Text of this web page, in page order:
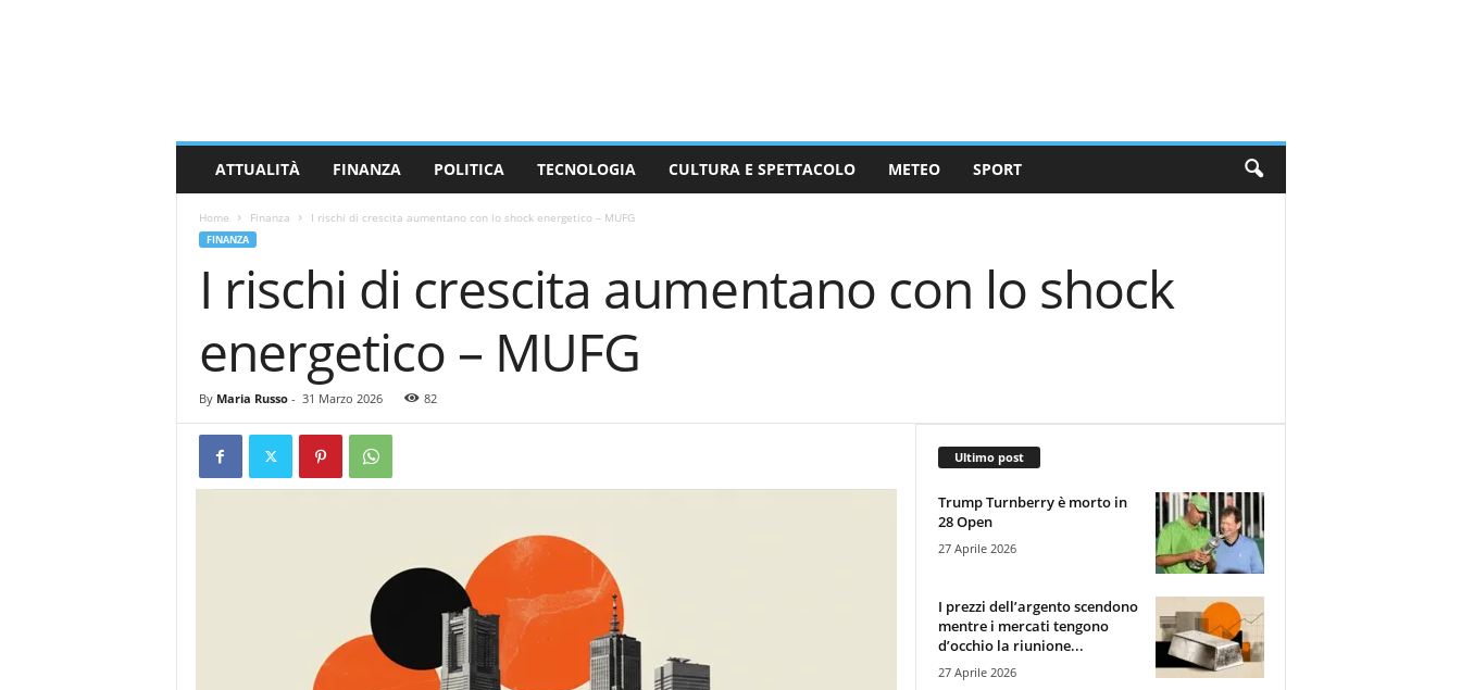
ATTUALITÀ FINANZA POLITICA TECNOLOGIA CULTURA E SPETTACOLO METEO SPORT
Home Finanza I rischi di crescita aumentano con lo shock energetico – MUFG
FINANZA
I rischi di crescita aumentano con lo shock
energetico – MUFG
By Maria Russo- 31 Marzo 2026 82
Ultimo post
Trump Turnberry è morto in
28 Open
27 Aprile 2026
I prezzi dell’argento scendono
mentre i mercati tengono
d’occhio la riunione...
27 Aprile 2026